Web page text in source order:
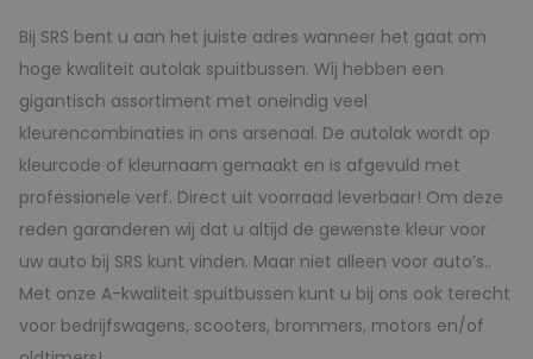
Bij SRS bent u aan het juiste adres wanneer het gaat om
hoge kwaliteit autolak spuitbussen. Wij hebben een
gigantisch assortiment met oneindig veel
kleurencombinaties in ons arsenaal. De autolak wordt op
kleurcode of kleurnaam gemaakt en is afgevuld met
professionele verf. Direct uit voorraad leverbaar! Om deze
reden garanderen wij dat u altijd de gewenste kleur voor
uw auto bij SRS kunt vinden. Maar niet alleen voor auto’s..
Met onze A-kwaliteit spuitbussen kunt u bij ons ook terecht
voor bedrijfswagens, scooters, brommers, motors en/of